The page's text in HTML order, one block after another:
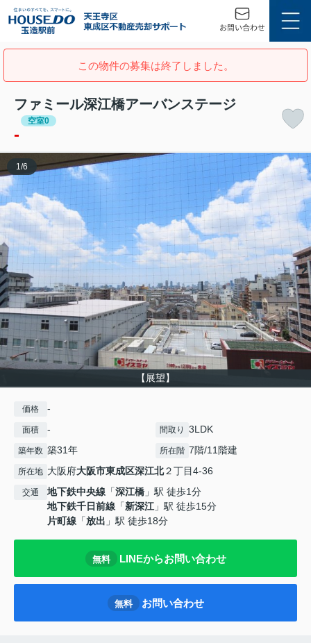
この物件の募集は終了しました。
ファミール深江橋アーバンステージ
空室0
-
【展望】
1 /6
価格 -
面積 - 間取り 3LDK
築年数 築31年 所在階 7階/11階建
所在地 大阪府大阪市東成区深江北２丁目4-36
交通 地下鉄中央線 「深江橋 」駅 徒歩1分
地下鉄千日前線 「新深江 」駅 徒歩15分
片町線 「放出 」駅 徒歩18分
無料 LINEからお問い合わせ
無料 お問い合わせ